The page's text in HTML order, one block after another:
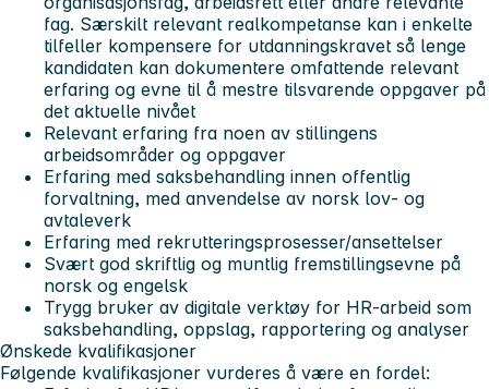
fag. Særskilt relevant realkompetanse kan i enkelte
tilfeller kompensere for utdanningskravet så lenge
kandidaten kan dokumentere omfattende relevant
erfaring og evne til å mestre tilsvarende oppgaver på
det aktuelle nivået
Relevant erfaring fra noen av stillingens
arbeidsområder og oppgaver
Erfaring med saksbehandling innen offentlig
forvaltning, med anvendelse av norsk lov‑ og
avtaleverk
Erfaring med rekrutteringsprosesser/ansettelser
Svært god skriftlig og muntlig fremstillingsevne på
norsk og engelsk
Trygg bruker av digitale verktøy for HR-arbeid som
saksbehandling, oppslag, rapportering og analyser
Ønskede kvalifikasjoner
Følgende kvalifikasjoner vurderes å være en fordel: